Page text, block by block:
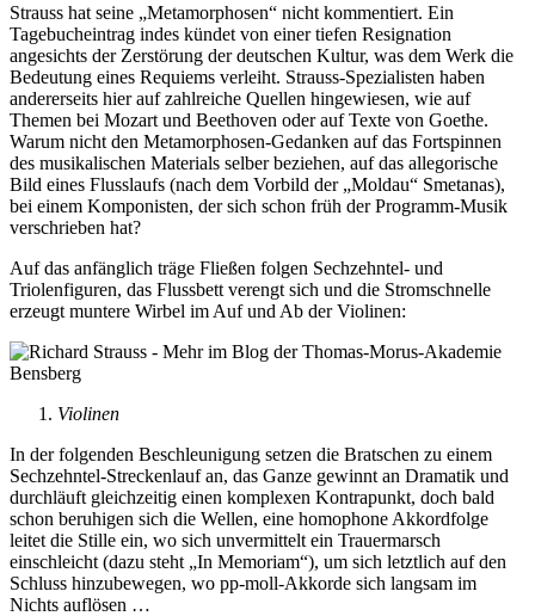
Strauss hat seine „Metamorphosen“ nicht kommentiert. Ein
Tagebucheintrag indes kündet von einer tiefen Resignation
angesichts der Zerstörung der deutschen Kultur, was dem Werk die
Bedeutung eines Requiems verleiht. Strauss-Spezialisten haben
andererseits hier auf zahlreiche Quellen hingewiesen, wie auf
Themen bei Mozart und Beethoven oder auf Texte von Goethe.
Warum nicht den Metamorphosen-Gedanken auf das Fortspinnen
des musikalischen Materials selber beziehen, auf das allegorische
Bild eines Flusslaufs (nach dem Vorbild der „Moldau“ Smetanas),
bei einem Komponisten, der sich schon früh der Programm-Musik
verschrieben hat?
Auf das anfänglich träge Fließen folgen Sechzehntel- und
Triolenfiguren, das Flussbett verengt sich und die Stromschnelle
erzeugt muntere Wirbel im Auf und Ab der Violinen:
Violinen
In der folgenden Beschleunigung setzen die Bratschen zu einem
Sechzehntel-Streckenlauf an, das Ganze gewinnt an Dramatik und
durchläuft gleichzeitig einen komplexen Kontrapunkt, doch bald
schon beruhigen sich die Wellen, eine homophone Akkordfolge
leitet die Stille ein, wo sich unvermittelt ein Trauermarsch
einschleicht (dazu steht „In Memoriam“), um sich letztlich auf den
Schluss hinzubewegen, wo pp-moll-Akkorde sich langsam im
Nichts auflösen …